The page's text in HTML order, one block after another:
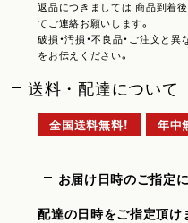
返品につきましては 商品到着
てご連絡お願いします。
破損・汚損・不良品・ご注文と
をお伝えください。
送料・配達について
全国送料無料！ 年中
お届け日時のご指定
配達の日時をご指定頂け